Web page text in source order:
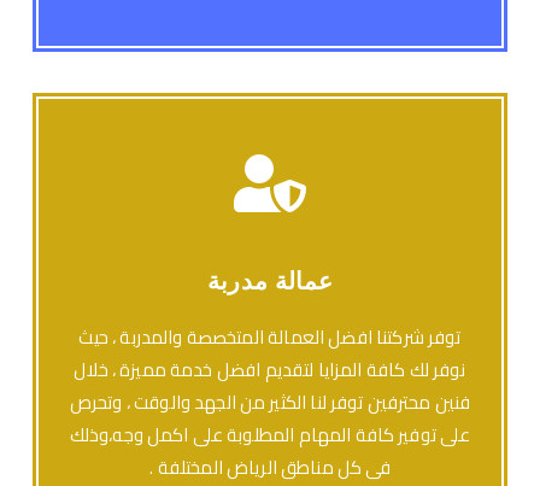
عمالة مدربة
توفر شركتنا افضل العمالة المتخصصة والمدربة ، حيث
نوفر لك كافة المزايا لتقديم افضل خدمة مميزة ، خلال
فنين محترفين توفر لنا الكثير من الجهد والوقت ، وتحرص
على توفير كافة المهام المطلوبة على اكمل وجه،وذلك
فى كل مناطق الرياض المختلفة .